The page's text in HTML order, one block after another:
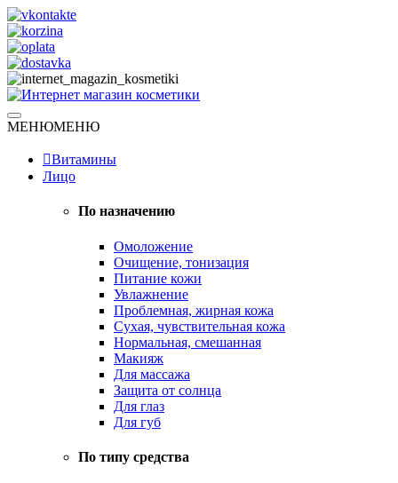
Skip
to
content
Интернет магазин косметики
Натуральная косметика
МЕНЮМЕНЮ
Витамины
Лицо
По назначению
Омоложение
Очищение, тонизация
Питание кожи
Увлажнение
Проблемная, жирная кожа
Сухая, чувствительная кожа
Нормальная, смешанная
Макияж
Для массажа
Защита от солнца
Для глаз
Для губ
По типу средства